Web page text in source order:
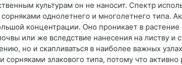
культурам он не наносит. Спектр
сорняками однолетнего и многолетнего типа.
концентрации. Оно проникает в
или же вследствие нанесения на листву и
но и скапливаться в наиболее важных
злакового типа, потому что